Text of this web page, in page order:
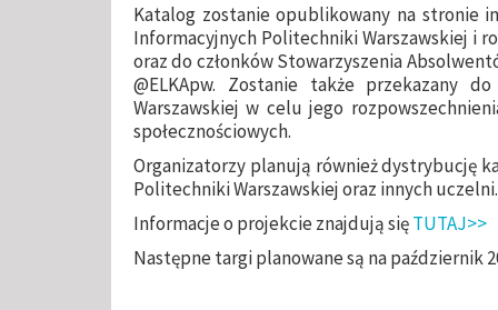
Katalog zostanie opublikowany na stronie
Informacyjnych Politechniki Warszawskiej i
oraz do członków Stowarzyszenia
@ELKApw. Zostanie także przekazany
Warszawskiej w celu jego
społecznościowych.
Organizatorzy planują również dystrybucję
Politechniki Warszawskiej oraz innych uczelni.
Informacje o projekcie znajdują sięTUTAJ>>
Następne targi planowane są na październik